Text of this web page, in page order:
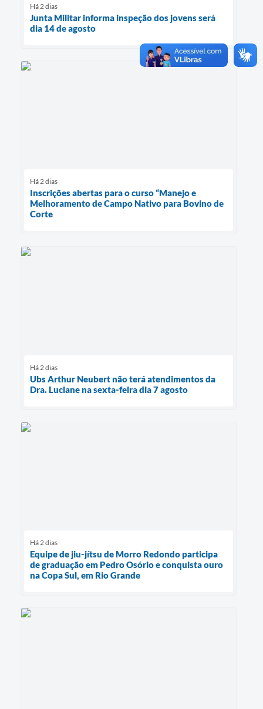
Há 2 dias
Junta Militar informa inspeção dos jovens será
dia 14 de agosto
Há 2 dias
Inscrições abertas para o curso “Manejo e
Melhoramento de Campo Nativo para Bovino de
Corte
Há 2 dias
Ubs Arthur Neubert não terá atendimentos da
Dra. Luciane na sexta-feira dia 7 agosto
Há 2 dias
Equipe de jiu-jítsu de Morro Redondo participa
de graduação em Pedro Osório e conquista ouro
na Copa Sul, em Rio Grande